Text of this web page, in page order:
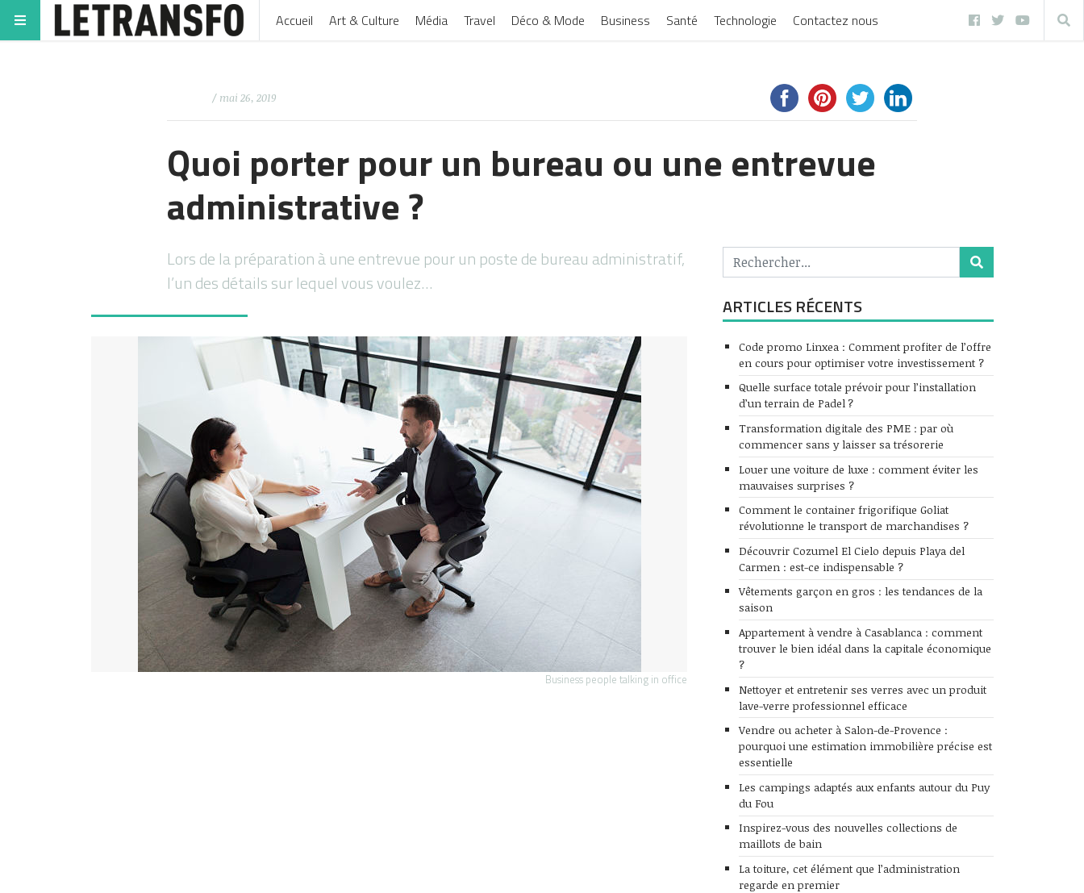
Accueil Art & Culture Média Travel Déco & Mode Business Santé Technologie Contactez nous
/ mai 26, 2019
Quoi porter pour un bureau ou une entrevue
administrative ?
Lors de la préparation à une entrevue pour un poste de bureau administratif,
l’un des détails sur lequel vous voulez…
Business people talking in office
ARTICLES RÉCENTS
Code promo Linxea : Comment profiter de l’offre
en cours pour optimiser votre investissement ?
Quelle surface totale prévoir pour l’installation
d’un terrain de Padel ?
Transformation digitale des PME : par où
commencer sans y laisser sa trésorerie
Louer une voiture de luxe : comment éviter les
mauvaises surprises ?
Comment le container frigorifique Goliat
révolutionne le transport de marchandises ?
Découvrir Cozumel El Cielo depuis Playa del
Carmen : est-ce indispensable ?
Vêtements garçon en gros : les tendances de la
saison
Appartement à vendre à Casablanca : comment
trouver le bien idéal dans la capitale économique
?
Nettoyer et entretenir ses verres avec un produit
lave-verre professionnel efficace
Vendre ou acheter à Salon-de-Provence :
pourquoi une estimation immobilière précise est
essentielle
Les campings adaptés aux enfants autour du Puy
du Fou
Inspirez-vous des nouvelles collections de
maillots de bain
La toiture, cet élément que l’administration
regarde en premier